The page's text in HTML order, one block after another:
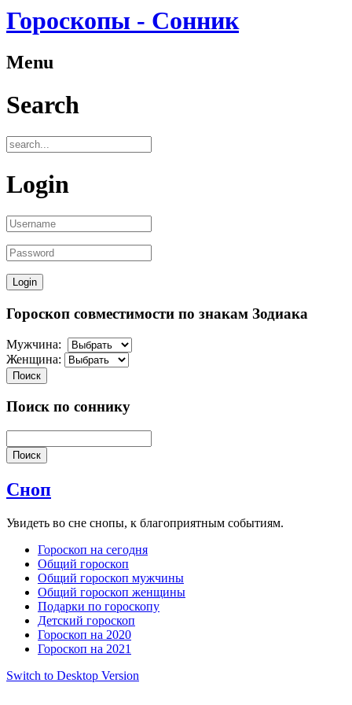
Гороскопы - Сонник
Menu
Search
Login
Гороскоп совместимости по знакам Зодиака
Мужчина:
Женщина:
Поиск
Поиск по соннику
Поиск
Сноп
Увидеть во сне снопы, к благоприятным событиям.
Гороскоп на сегодня
Общий гороскоп
Общий гороскоп мужчины
Общий гороскоп женщины
Подарки по гороскопу
Детский гороскоп
Гороскоп на 2020
Гороскоп на 2021
Switch to Desktop Version